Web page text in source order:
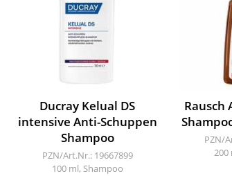
Ducray Kelual DS
intensive Anti-Schuppen
Shampoo
PZN/Art.Nr.: 19667899
100 ml, Shampoo
Rausch
PZN/
200